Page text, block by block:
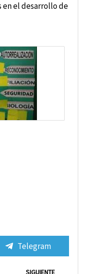
en el desarrollo de
Telegram
SIGUIENTE